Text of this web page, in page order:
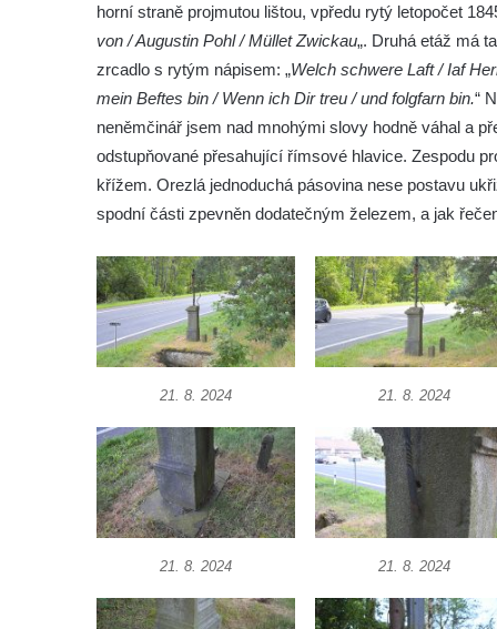
Boží muka na křižovatce ulic Latrán a K
Malší ve Velešíně
Centrální kříž hřbitova ve Velešíně
Kříž u kostela svatého Václava ve Velešíně
Kříž u brány na hřbitov ve Velešíně
Kříž na zahradě domu čp. 127 v Římově
Kříž u fary v Římově
Boží muka u hřbitova v Římově
Centrální kříž hřbitova v Římově
Kříž na návsi v Dolním Třeboníně
Boží muka v Plavu
Kříž u Obrázku severovýchodně od
Práchně
Podluží
Görnerův kříž u silnice č. 264 v Dolním
horní straně projmutou lištou, vpředu rytý letopočet
von / Augustin Pohl / Müllet Zwickau„. Druhá etáž má
zrcadlo s rytým nápisem: „Welch schwere Laft / Iaf
mein Beftes bin / Wenn ich Dir treu / und folgfarn bin.“
neněmčinář jsem nad mnohými slovy hodně váhal a
odstupňované přesahující římsové hlavice. Zespodu
křížem. Orezlá jednoduchá pásovina nese postavu
spodní části zpevněn dodatečným železem, a jak
21. 8. 2024 21. 8. 2024
21. 8. 2024 21. 8. 2024